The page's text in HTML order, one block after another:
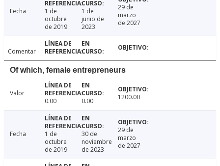
Fecha
1 de
octubre
de 2019
1 de
junio de
2023
29 de
marzo
de 2027
Comentar
Of which, female entrepreneurs
Valor
0.00
0.00 1200.00
Fecha
1 de
octubre
de 2019
30 de
noviembre
de 2023
29 de
marzo
de 2027